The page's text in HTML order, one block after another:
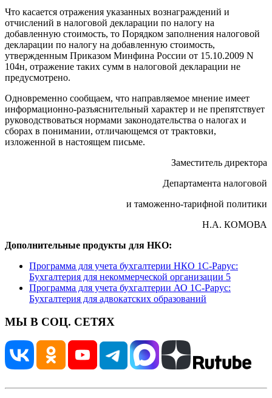
Что касается отражения указанных вознаграждений и
отчислений в налоговой декларации по налогу на
добавленную стоимость, то Порядком заполнения налоговой
декларации по налогу на добавленную стоимость,
утвержденным Приказом Минфина России от 15.10.2009 N
104н, отражение таких сумм в налоговой декларации не
предусмотрено.
Одновременно сообщаем, что направляемое мнение имеет
информационно-разъяснительный характер и не препятствует
руководствоваться нормами законодательства о налогах и
сборах в понимании, отличающемся от трактовки,
изложенной в настоящем письме.
Заместитель директора
Департамента налоговой
и таможенно-тарифной политики
Н.А. КОМОВА
Дополнительные продукты для НКО:
Программа для учета бухгалтерии НКО 1С-Рарус:
Бухгалтерия для некоммерческой организации 5
Программа для учета бухгалтерии АО 1С-Рарус:
Бухгалтерия для адвокатских образований
МЫ В СОЦ. СЕТЯХ